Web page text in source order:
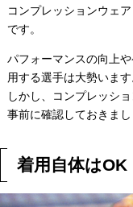
コンプレッションウェ
です。
パフォーマンスの向上
用する選手は大勢います
しかし、コンプレッシ
事前に確認しておきまし
着用自体はOK